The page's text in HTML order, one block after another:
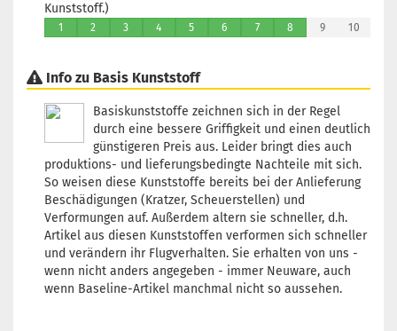
Kunststoff.)
1 2 3 4 5 6 7 8 9 10
Info zu Basis Kunststoff
Basiskunststoffe zeichnen sich in der Regel
durch eine bessere Griffigkeit und einen deutlich
günstigeren Preis aus. Leider bringt dies auch
produktions- und lieferungsbedingte Nachteile mit sich.
So weisen diese Kunststoffe bereits bei der Anlieferung
Beschädigungen (Kratzer, Scheuerstellen) und
Verformungen auf. Außerdem altern sie schneller, d.h.
Artikel aus diesen Kunststoffen verformen sich schneller
und verändern ihr Flugverhalten. Sie erhalten von uns -
wenn nicht anders angegeben - immer Neuware, auch
wenn Baseline-Artikel manchmal nicht so aussehen.